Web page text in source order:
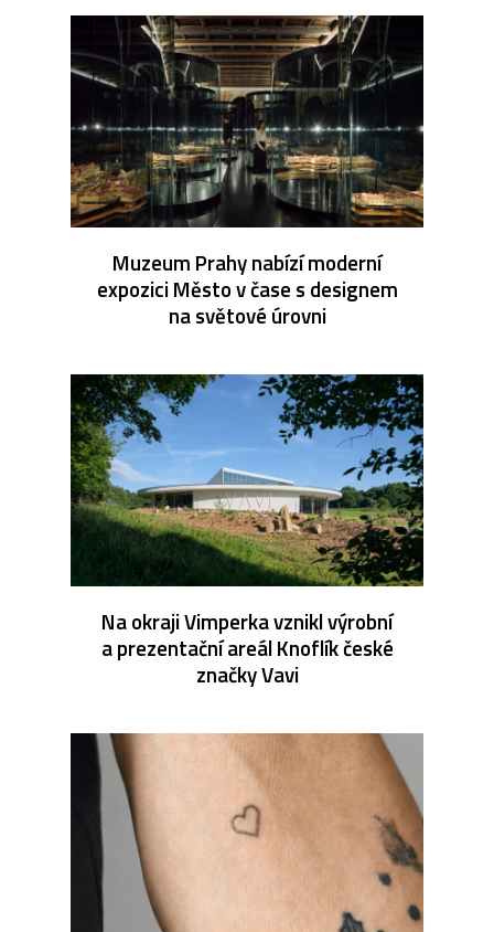
Muzeum Prahy nabízí moderní
expozici Město v čase s designem
na světové úrovni
Na okraji Vimperka vznikl výrobní
a prezentační areál Knoflík české
značky Vavi